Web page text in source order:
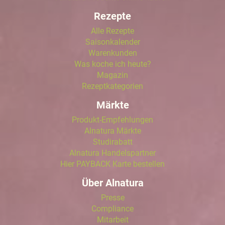
Rezepte
Alle Rezepte
Saisonkalender
Warenkunden
Was koche ich heute?
Magazin
Rezeptkategorien
Märkte
Produkt-Empfehlungen
Alnatura Märkte
Studirabatt
Alnatura Handelspartner
Hier PAYBACK Karte bestellen
Über Alnatura
Presse
Compliance
Mitarbeit